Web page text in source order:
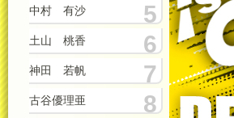
中村 有沙 5
土山 桃香 6
神田 若帆 7
古谷優理亜 8